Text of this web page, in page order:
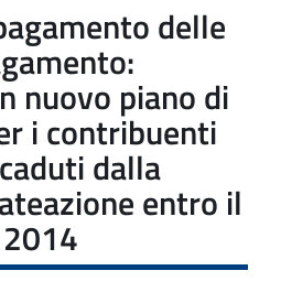
delle
nuovo piano di
i contribuenti
dalla
entro il